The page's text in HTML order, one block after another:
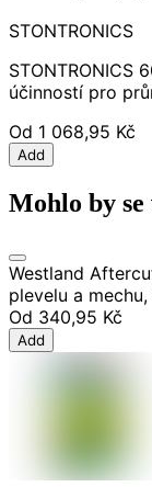
STONTRONICS
STONTRONICS
účinností pro
Od 1 068,95 Kč
Add
Mohlo by
Westland
plevelu a mechu,
Od 340,95 Kč
Add